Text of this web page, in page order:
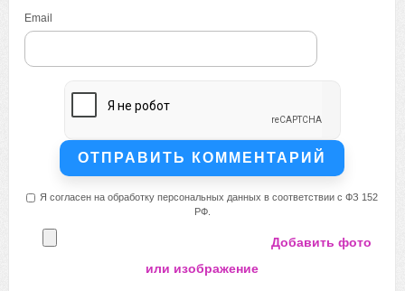
Email
Я согласен на обработку персональных данных в соответствии с ФЗ 152
РФ.
Добавить фото
или изображение